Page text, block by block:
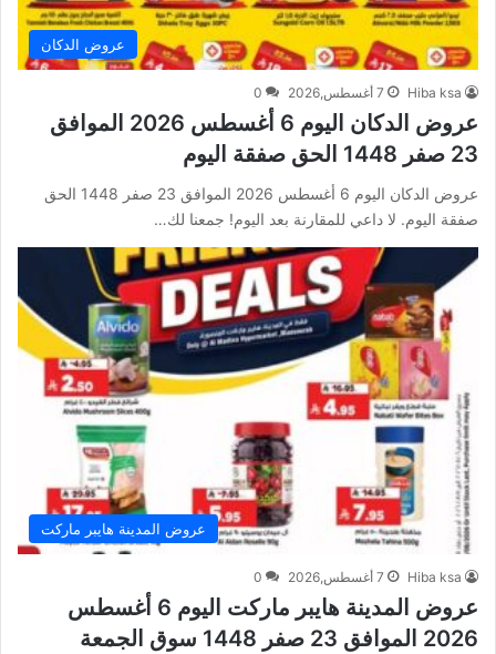
عروض الدكان
Hiba ksa 7 أغسطس,2026 0
عروض الدكان اليوم 6 أغسطس 2026 الموافق
23 صفر 1448 الحق صفقة اليوم
عروض الدكان اليوم 6 أغسطس 2026 الموافق 23 صفر 1448 الحق
صفقة اليوم. لا داعي للمقارنة بعد اليوم! جمعنا لك…
عروض المدينة هايبر ماركت
Hiba ksa 7 أغسطس,2026 0
عروض المدينة هايبر ماركت اليوم 6 أغسطس
2026 الموافق 23 صفر 1448 سوق الجمعة